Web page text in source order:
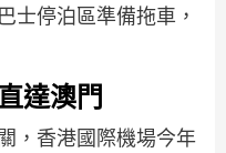
士停泊區準備拖車，
達澳門
，香港國際機場今年